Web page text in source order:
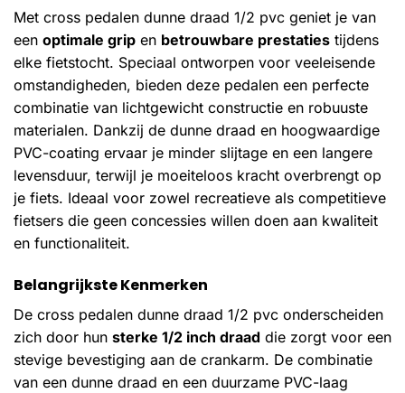
Met cross pedalen dunne draad 1/2 pvc geniet je van
een optimale grip en betrouwbare prestaties tijdens
elke fietstocht. Speciaal ontworpen voor veeleisende
omstandigheden, bieden deze pedalen een perfecte
combinatie van lichtgewicht constructie en robuuste
materialen. Dankzij de dunne draad en hoogwaardige
PVC-coating ervaar je minder slijtage en een langere
levensduur, terwijl je moeiteloos kracht overbrengt op
je fiets. Ideaal voor zowel recreatieve als competitieve
fietsers die geen concessies willen doen aan kwaliteit
en functionaliteit.
Belangrijkste Kenmerken
De cross pedalen dunne draad 1/2 pvc onderscheiden
zich door hun sterke 1/2 inch draad die zorgt voor een
stevige bevestiging aan de crankarm. De combinatie
van een dunne draad en een duurzame PVC-laag